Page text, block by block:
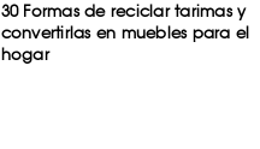
30 Formas de reciclar tarimas y
convertirlas en muebles para el
hogar